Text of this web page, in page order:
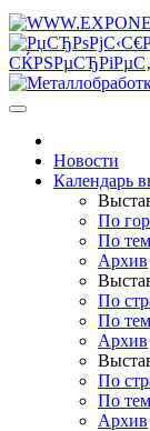
Новости
Календарь
По
По
Архив
По
По
Архив
По
По
Архив